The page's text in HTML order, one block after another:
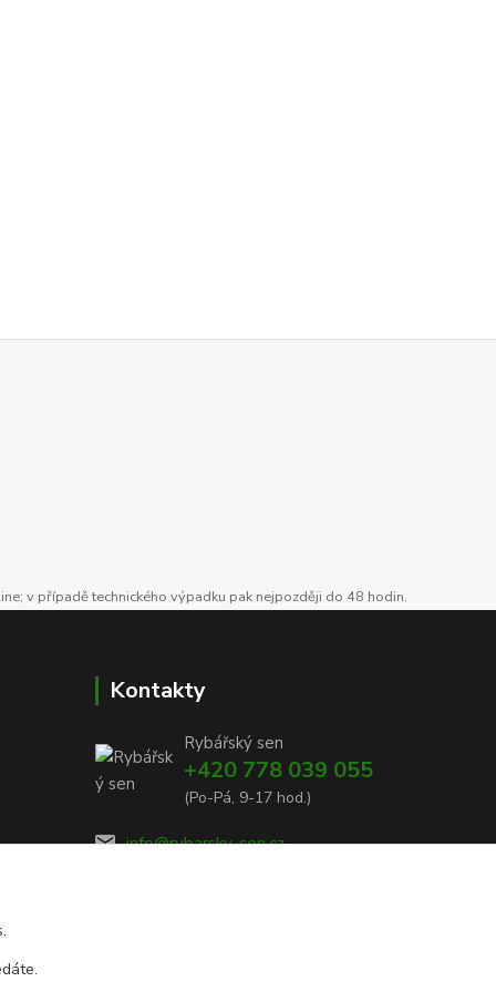
v případě technického výpadku pak nejpozději do 48 hodin.
Kontakty
Rybářský sen
+420 778 039 055
(Po-Pá, 9-17 hod.)
info@rybarsky-sen.cz